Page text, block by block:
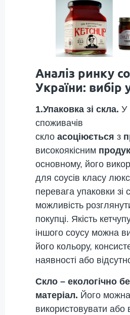
Аналіз ринку
України: вибір
1.Упаковка зі скла. У
споживачів
скло асоціюється з
високоякісним
основному, його
для соусів класу
перевага упаковки зі
можливість
покупці. Якість
іншого соусу можна
його кольору,
наявності або
Скло – екологічно
матеріал. Його
використовувати або